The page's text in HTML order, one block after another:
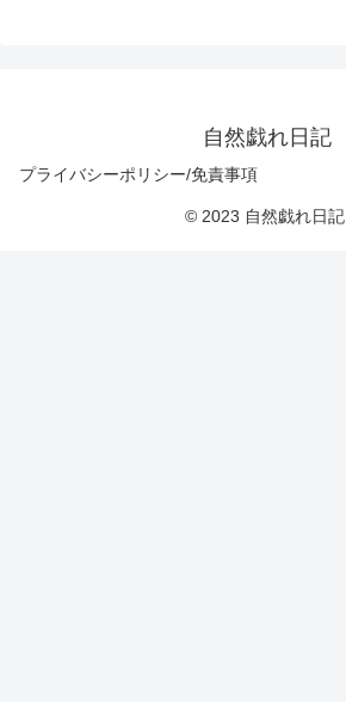
自然戯れ日記
プライバシーポリシー/免責事項
© 2023 自然戯れ日記.